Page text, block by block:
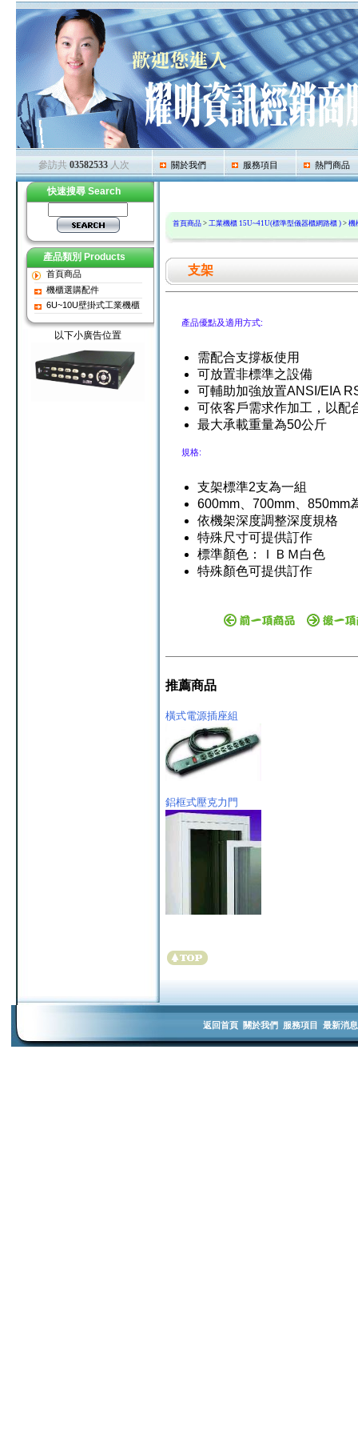
參訪共 03582533 人次 關於我們 服務項目 熱門商品
快速搜尋 Search
產品類別 Products
首頁商品
機櫃選購配件
6U~10U壁掛式工業機櫃
以下小廣告位置
首頁商品> 工業機櫃 15U~41U(標準型儀器櫃網路櫃 )> 機
支架
產品優點及適用方式:
需配合支撐板使用
可放置非標準之設備
可輔助加強放置ANSI/EIA
可依客戶需求作加工，以配
最大承載重量為50公斤
規格:
支架標準2支為一組
600mm、700mm、850mm
依機架深度調整深度規格
特殊尺寸可提供訂作
標準顏色：ＩＢＭ白色
特殊顏色可提供訂作
推薦商品
橫式電源插座組
鋁框式壓克力門
返回首頁 關於我們 服務項目 最新消息